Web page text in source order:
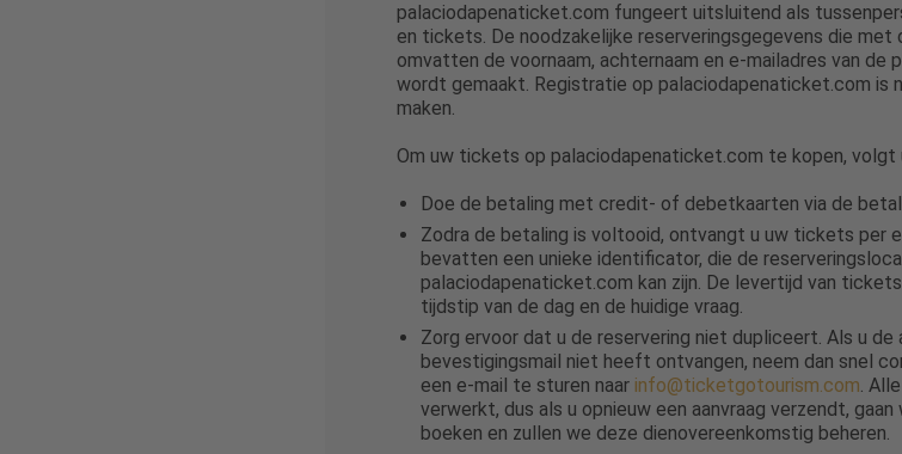
palaciodapenaticket.com fungeert uitsluitend als
en tickets. De noodzakelijke reserveringsgegevens die met
omvatten de voornaam, achternaam en e-mailadres van de
wordt gemaakt. Registratie op palaciodapenaticket.com is
maken.
Om uw tickets op palaciodapenaticket.com te kopen, volgt
Doe de betaling met credit- of debetkaarten via de
Zodra de betaling is voltooid, ontvangt u uw tickets per
bevatten een unieke identificator, die de
palaciodapenaticket.com kan zijn. De levertijd van
tijdstip van de dag en de huidige vraag.
Zorg ervoor dat u de reservering niet dupliceert. Als u de
bevestigingsmail niet heeft ontvangen, neem dan snel
een e-mail te sturen naar info@ticketgotourism.com.
verwerkt, dus als u opnieuw een aanvraag verzendt,
boeken en zullen we deze dienovereenkomstig beheren.